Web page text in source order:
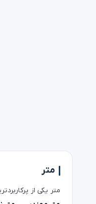
متر
متر یکی از